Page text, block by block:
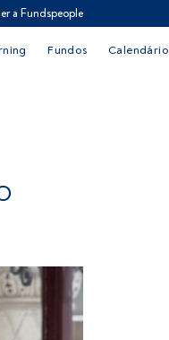
a Fundspeople
Fundos Calendário